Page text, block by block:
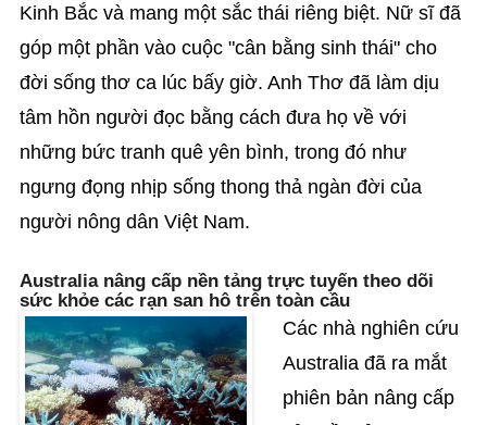
Kinh Bắc và mang một sắc thái riêng biệt. Nữ sĩ đã
góp một phần vào cuộc "cân bằng sinh thái" cho
đời sống thơ ca lúc bấy giờ. Anh Thơ đã làm dịu
tâm hồn người đọc bằng cách đưa họ về với
những bức tranh quê yên bình, trong đó như
ngưng đọng nhịp sống thong thả ngàn đời của
người nông dân Việt Nam.
Australia nâng cấp nền tảng trực tuyến theo dõi
sức khỏe các rạn san hô trên toàn cầu
Các nhà nghiên cứu
Australia đã ra mắt
phiên bản nâng cấp